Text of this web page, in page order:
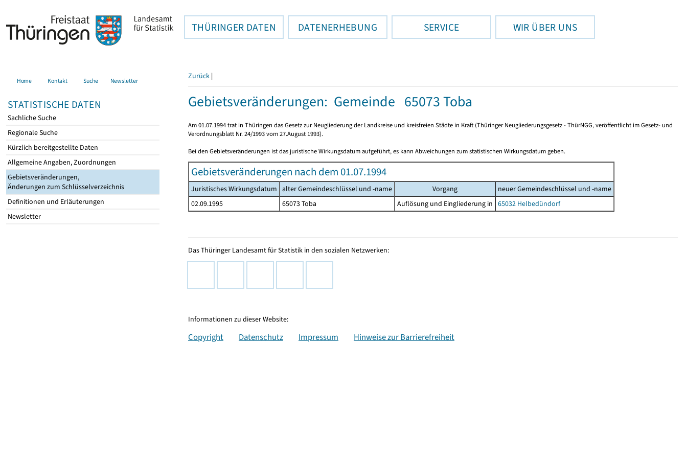
THÜRINGER DATEN DATENERHEBUNG SERVICE WIR ÜBER UNS
Home Kontakt Suche Newsletter
STATISTISCHE DATEN
Sachliche Suche
Regionale Suche
Kürzlich bereitgestellte Daten
Allgemeine Angaben, Zuordnungen
Gebietsveränderungen,
Änderungen zum Schlüsselverzeichnis
Definitionen und Erläuterungen
Newsletter
Zurück |
Gebietsveränderungen: Gemeinde 65073 Toba
Am 01.07.1994 trat in Thüringen das Gesetz zur Neugliederung der Landkreise und kreisfreien Städte in Kraft (Thüringer Neugliederungsgesetz - ThürNGG, veröffentlicht im Gesetz- und
Verordnungsblatt Nr. 24/1993 vom 27.August 1993).
Bei den Gebietsveränderungen ist das juristische Wirkungsdatum aufgeführt, es kann Abweichungen zum statistischen Wirkungsdatum geben.
Gebietsveränderungen nach dem 01.07.1994
Juristisches Wirkungsdatum alter Gemeindeschlüssel und -name Vorgang
neuer Gemeindeschlüssel und -name
02.09.1995
65073 Toba Auflösung und Eingliederung in 65032 Helbedündorf
Das Thüringer Landesamt für Statistik in den sozialen Netzwerken:
Informationen zu dieser Website:
Copyright Datenschutz Impressum Hinweise zur Barrierefreiheit